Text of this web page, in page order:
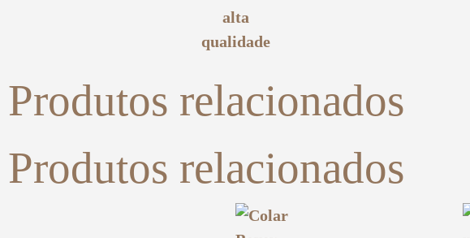
Produtos relacionados
Produtos relacionados